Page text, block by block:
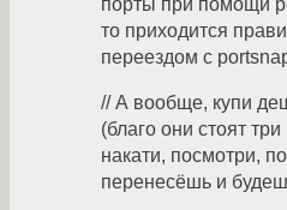
порты при помощи
то приходится
переездом с
// А вообще, купи
(благо они стоят
накати, посмотри,
перенесёшь и